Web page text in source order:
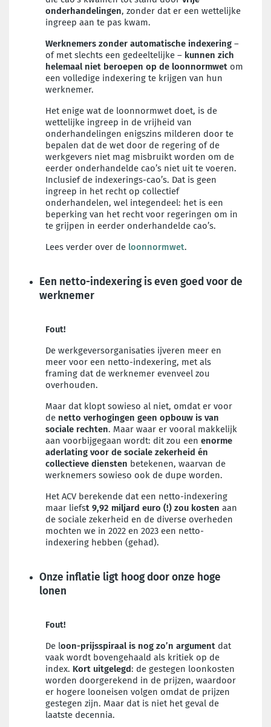
onderhandelingen, zonder dat er een wettelijke
ingreep aan te pas kwam.
Werknemers zonder automatische indexering –
of met slechts een gedeeltelijke – kunnen zich
helemaal niet beroepen op de loonnormwet om
een volledige indexering te krijgen van hun
werknemer.
Het enige wat de loonnormwet doet, is de
wettelijke ingreep in de vrijheid van
onderhandelingen enigszins milderen door te
bepalen dat de wet door de regering of de
werkgevers niet mag misbruikt worden om de
eerder onderhandelde cao’s niet uit te voeren.
Inclusief de indexerings-cao’s. Dat is geen
ingreep in het recht op collectief
onderhandelen, wel integendeel: het is een
beperking van het recht voor regeringen om in
te grijpen in eerder onderhandelde cao’s.
Lees verder over de loonnormwet.
Een netto-indexering is even goed voor de
werknemer
Fout!
De werkgeversorganisaties ijveren meer en
meer voor een netto-indexering, met als
framing dat de werknemer evenveel zou
overhouden.
Maar dat klopt sowieso al niet, omdat er voor
de netto verhogingen geen opbouw is van
sociale rechten. Maar waar er vooral makkelijk
aan voorbijgegaan wordt: dit zou een enorme
aderlating voor de sociale zekerheid én
collectieve diensten betekenen, waarvan de
werknemers sowieso ook de dupe worden.
Het ACV berekende dat een netto-indexering
maar liefst 9,92 miljard euro (!) zou kosten aan
de sociale zekerheid en de diverse overheden
mochten we in 2022 en 2023 een netto-
indexering hebben (gehad).
Onze inflatie ligt hoog door onze hoge
lonen
Fout!
De loon-prijsspiraal is nog zo’n argument dat
vaak wordt bovengehaald als kritiek op de
index. Kort uitgelegd: de gestegen loonkosten
worden doorgerekend in de prijzen, waardoor
er hogere looneisen volgen omdat de prijzen
gestegen zijn. Maar dat is niet het geval de
laatste decennia.